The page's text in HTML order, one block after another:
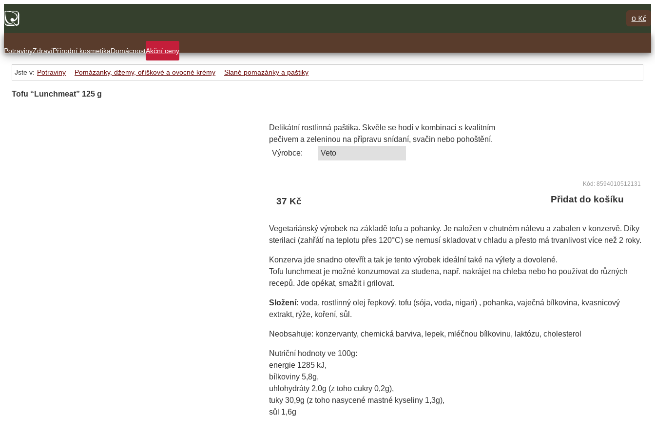
0 Kč
PotravinyZdravíPřírodní kosmetikaDomácnostAkční ceny
Jste v: Potraviny Pomázanky, džemy, oříškové a ovocné krémy Slané pomazánky a paštiky
Tofu “Lunchmeat” 125 g
Delikátní rostlinná paštika. Skvěle se hodí v kombinaci s kvalitním
pečivem a zeleninou na přípravu snídaní, svačin nebo pohoštění.
Výrobce:
Veto
Kód: 8594010512131
37 Kč Přidat do košíku
Vegetariánský výrobek na základě tofu a pohanky. Je naložen v chutném nálevu a zabalen v konzervě. Díky
sterilaci (zahřátí na teplotu přes 120°C) se nemusí skladovat v chladu a přesto má trvanlivost více než 2 roky.
Konzerva jde snadno otevřít a tak je tento výrobek ideální také na výlety a dovolené.
Tofu lunchmeat je možné konzumovat za studena, např. nakrájet na chleba nebo ho používat do různých
recepů. Jde opékat, smažit i grilovat.
Složení: voda, rostlinný olej řepkový, tofu (sója, voda, nigari) , pohanka, vaječná bílkovina, kvasnicový
extrakt, rýže, koření, sůl.
Neobsahuje: konzervanty, chemická barviva, lepek, mléčnou bílkovinu, laktózu, cholesterol
Nutriční hodnoty ve 100g:
energie 1285 kJ,
bílkoviny 5,8g,
uhlohydráty 2,0g (z toho cukry 0,2g),
tuky 30,9g (z toho nasycené mastné kyseliny 1,3g),
sůl 1,6g